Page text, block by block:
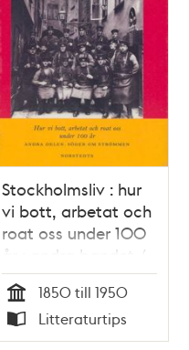
Stockholmsliv : hur
vi bott, arbetat och
roat oss under 100
år : andra bandet /
Staffan Tjerneld
Tid
1850 till 1950
Typ
Litteraturtips